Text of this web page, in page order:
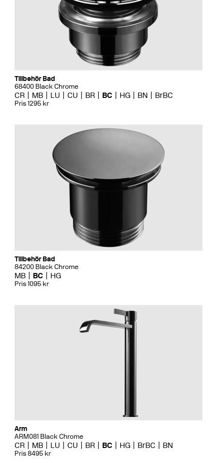
Tillbehör Bad
68400 Black Chrome
CR MB LU CU BR BC HG BN BrBC
Pris 1295 kr
Tillbehör Bad
84200 Black Chrome
MB BC HG
Pris 1095 kr
Arm
ARM081 Black Chrome
CR MB LU CU BR BC HG BrBC BN
Pris 8495 kr